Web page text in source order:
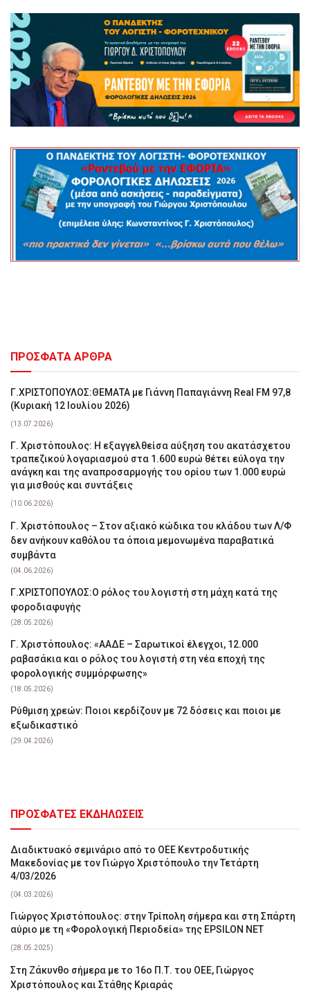
ΠΡΟΣΦΑΤΑ ΑΡΘΡΑ
Γ.ΧΡΙΣΤΟΠΟΥΛΟΣ:ΘΕΜΑΤΑ με Γιάννη Παπαγιάννη Real FM 97,8
(Κυριακή 12 Ιουλίου 2026)
(13.07.2026)
Γ. Χριστόπουλος: Η εξαγγελθείσα αύξηση του ακατάσχετου
τραπεζικού λογαριασμού στα 1.600 ευρώ θέτει εύλογα την
ανάγκη και της αναπροσαρμογής του ορίου των 1.000 ευρώ
για μισθούς και συντάξεις
(10.06.2026)
Γ. Χριστόπουλος – Στον αξιακό κώδικα του κλάδου των Λ/Φ
δεν ανήκουν καθόλου τα όποια μεμονωμένα παραβατικά
συμβάντα
(04.06.2026)
Γ.ΧΡΙΣΤΟΠΟΥΛΟΣ:Ο ρόλος του λογιστή στη μάχη κατά της
φοροδιαφυγής
(28.05.2026)
Γ. Χριστόπουλος: «ΑΑΔΕ – Σαρωτικοί έλεγχοι, 12.000
ραβασάκια και ο ρόλος του λογιστή στη νέα εποχή της
φορολογικής συμμόρφωσης»
(18.05.2026)
Ρύθμιση χρεών: Ποιοι κερδίζουν με 72 δόσεις και ποιοι με
εξωδικαστικό
(29.04.2026)
ΠΡΟΣΦΑΤΕΣ ΕΚΔΗΛΩΣΕΙΣ
Διαδικτυακό σεμινάριο από το ΟΕΕ Κεντροδυτικής
Μακεδονίας με τον Γιώργο Χριστόπουλο την Τετάρτη
4/03/2026
(04.03.2026)
Γιώργος Χριστόπουλος: στην Τρίπολη σήμερα και στη Σπάρτη
αύριο με τη «Φορολογική Περιοδεία» της EPSILON NET
(28.05.2025)
Στη Ζάκυνθο σήμερα με το 16ο Π.Τ. του ΟΕΕ, Γιώργος
Χριστόπουλος και Στάθης Κριαράς